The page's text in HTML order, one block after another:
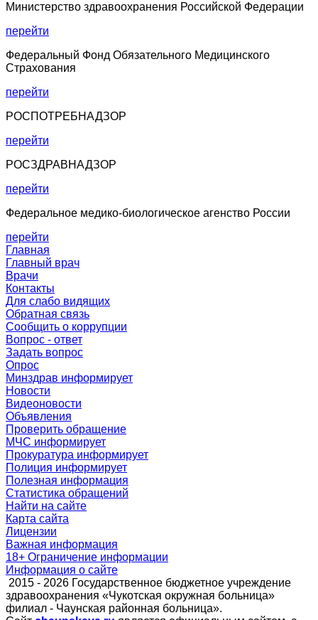
Министерство здравоохранения Российской Федерации
перейти
Федеральный Фонд Обязательного Медицинского
Страхования
перейти
РОСПОТРЕБНАДЗОР
перейти
РОСЗДРАВНАДЗОР
перейти
Федеральное медико-биологическое агенство России
перейти
Главная
Главный врач
Врачи
Контакты
Для слабо видящих
Обратная связь
Сообщить о коррупции
Вопрос - ответ
Задать вопрос
Опрос
Минздрав информирует
Новости
Видеоновости
Объявления
Проверить обращение
МЧС информирует
Прокуратура информирует
Полиция информирует
Полезная информация
Статистика обращений
Найти на сайте
Карта сайта
Лицензии
Важная информация
18+ Ограничение информации
Информация о сайте
2015 - 2026 Государственное бюджетное учреждение
здравоохранения «Чукотская окружная больница»
филиал - Чаунская районная больница».